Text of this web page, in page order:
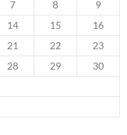
7 8
9
14 15
16
21 22
23
28 29
30